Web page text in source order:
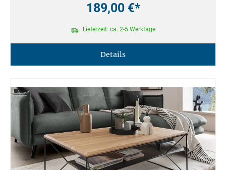
189,00 €*
Lieferzeit: ca. 2-5 Werktage
Details